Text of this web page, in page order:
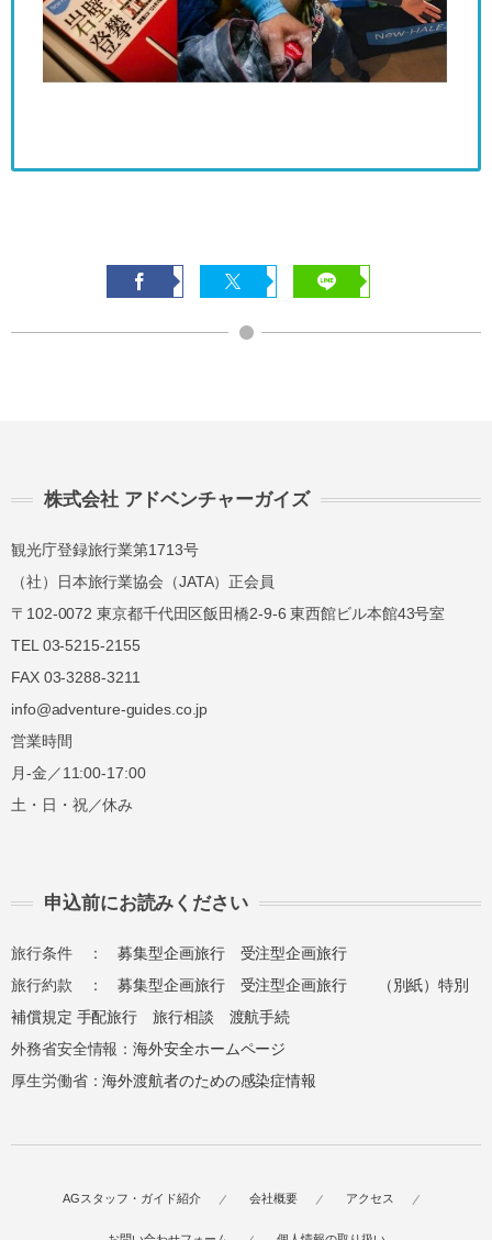
株式会社 アドベンチャーガイズ
観光庁登録旅行業第1713号
（社）日本旅行業協会（JATA）正会員
〒102-0072 東京都千代田区飯田橋2-9-6 東西館ビル本館43号室
TEL 03-5215-2155
FAX 03-3288-3211
info@adventure-guides.co.jp
営業時間
月-金／11:00-17:00
土・日・祝／休み
申込前にお読みください
旅行条件 ：募集型企画旅行
受注型企画旅行
旅行約款 ：募集型企画旅行 受注型企画旅行
（別紙）特別
補償規定 手配旅行 旅行相談
渡航手続
外務省安全情報：海外安全ホームページ
厚生労働省：海外渡航者のための感染症情報
AGスタッフ・ガイド紹介 会社概要 アクセス